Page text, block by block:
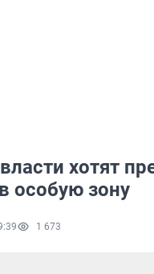
хотят
особую зону
1 673